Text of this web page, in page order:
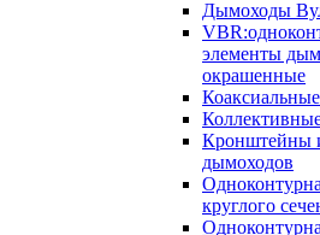
Дымоходы
элементы
окрашенные
Кронштейны
дымоходов
круглого